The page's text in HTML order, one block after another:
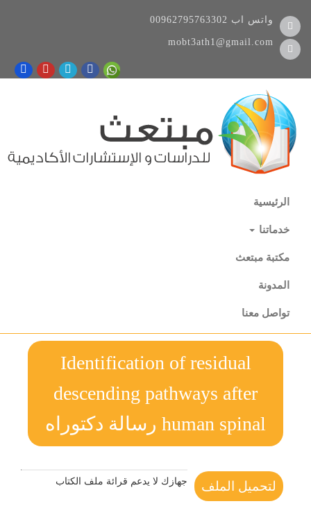
00962795763302 واتس اب
mobt3ath1@gmail.com
الرئيسية
خدماتنا
مكتبة مبتعث
المدونة
تواصل معنا
Identification of residual
descending pathways after
human spinal رسالة دكتوراه
لتحميل الملف جهازك لا يدعم قرائة ملف الكتاب